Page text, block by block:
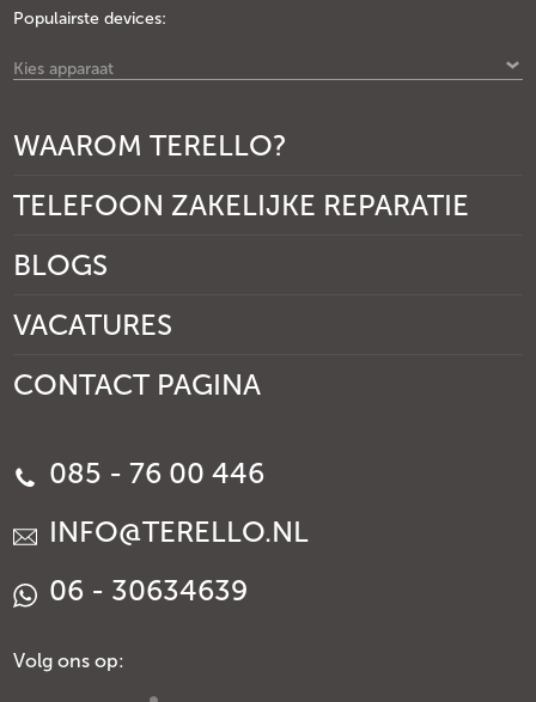
Populairste devices:
Kies apparaat
WAAROM TERELLO?
TELEFOON ZAKELIJKE REPARATIE
BLOGS
VACATURES
CONTACT PAGINA
085 - 76 00 446
INFO@TERELLO.NL
06 - 30634639
Volg ons op: